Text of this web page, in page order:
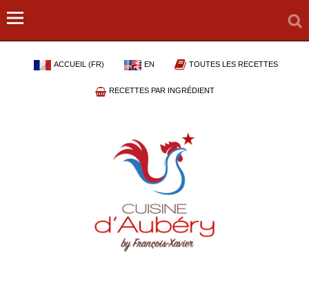
ACCUEIL (FR) EN TOUTES LES RECETTES
RECETTES PAR INGRÉDIENT